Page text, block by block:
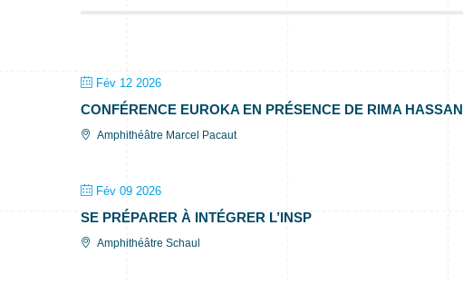
Fév 12 2026
CONFÉRENCE EUROKA EN PRÉSENCE DE RIMA HASSAN
Amphithéâtre Marcel Pacaut
Fév 09 2026
SE PRÉPARER À INTÉGRER L’INSP
Amphithéâtre Schaul